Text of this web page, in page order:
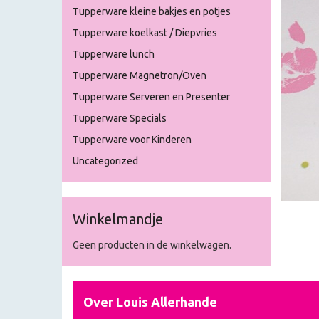
Tupperware kleine bakjes en potjes
Tupperware koelkast / Diepvries
Tupperware lunch
Tupperware Magnetron/Oven
Tupperware Serveren en Presenter
Tupperware Specials
Tupperware voor Kinderen
Uncategorized
Winkelmandje
Geen producten in de winkelwagen.
Over Louis Allerhande